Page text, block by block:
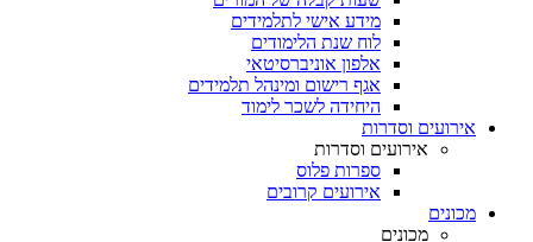
מידע אישי לתלמידים
לוח שנת הלימודים
אלפון אוניברסיטאי
אגף רישום ומינהל תלמידים
היחידה לשכר לימוד
אירועים וסדרות
אירועים וסדרות
ספרות פלוס
אירועים קרובים
מכונים
מכונים